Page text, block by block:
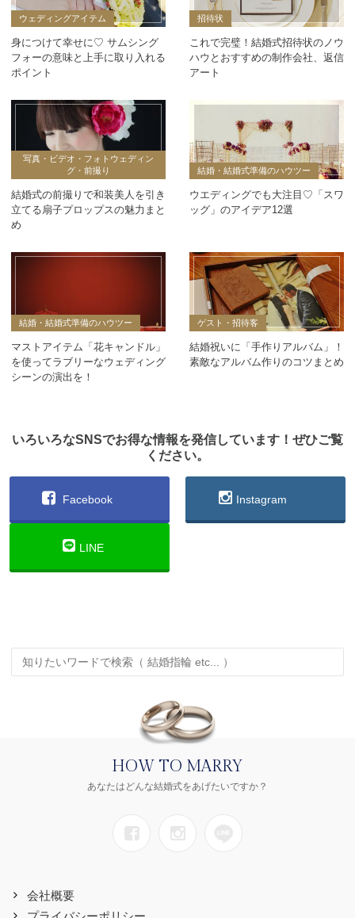
ウェディングアイテム
身につけて幸せに♡ サムシング
フォーの意味と上手に取り入れる
ポイント
招待状
これで完璧！結婚式招待状のノウ
ハウとおすすめの制作会社、返信
アート
写真・ビデオ・フォトウェディン
グ・前撮り
結婚式の前撮りで和装美人を引き
立てる扇子プロップスの魅力まと
め
結婚・結婚式準備のハウツー
ウエディングでも大注目♡「スワ
ッグ」のアイデア12選
結婚・結婚式準備のハウツー
マストアイテム「花キャンドル」
を使ってラブリーなウェディング
シーンの演出を！
ゲスト・招待客
結婚祝いに「手作りアルバム」！
素敵なアルバム作りのコツまとめ
いろいろなSNSでお得な情報を発信しています！ぜひご覧
ください。
Facebook Instagram
LINE
HOW TO MARRY
あなたはどんな結婚式をあげたいですか？
会社概要